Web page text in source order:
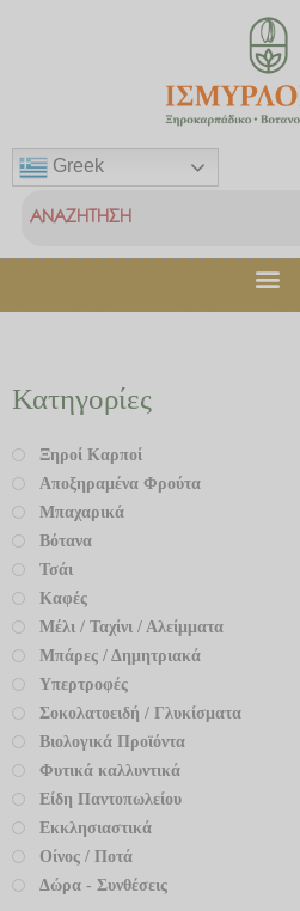
Greek
Κατηγορίες
Ξηροί Καρποί
Αποξηραμένα Φρούτα
Μπαχαρικά
Βότανα
Τσάι
Καφές
Μέλι / Ταχίνι / Αλείμματα
Μπάρες / Δημητριακά
Υπερτροφές
Σοκολατοειδή / Γλυκίσματα
Βιολογικά Προϊόντα
Φυτικά καλλυντικά
Είδη Παντοπωλείου
Εκκλησιαστικά
Οίνος / Ποτά
Δώρα - Συνθέσεις